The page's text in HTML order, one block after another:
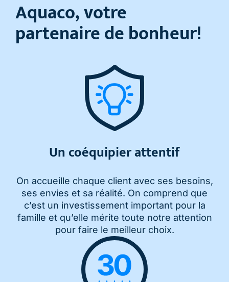
Aquaco, votre
partenaire de bonheur!
Un coéquipier attentif
On accueille chaque client avec ses besoins,
ses envies et sa réalité. On comprend que
c’est un investissement important pour la
famille et qu’elle mérite toute notre attention
pour faire le meilleur choix.